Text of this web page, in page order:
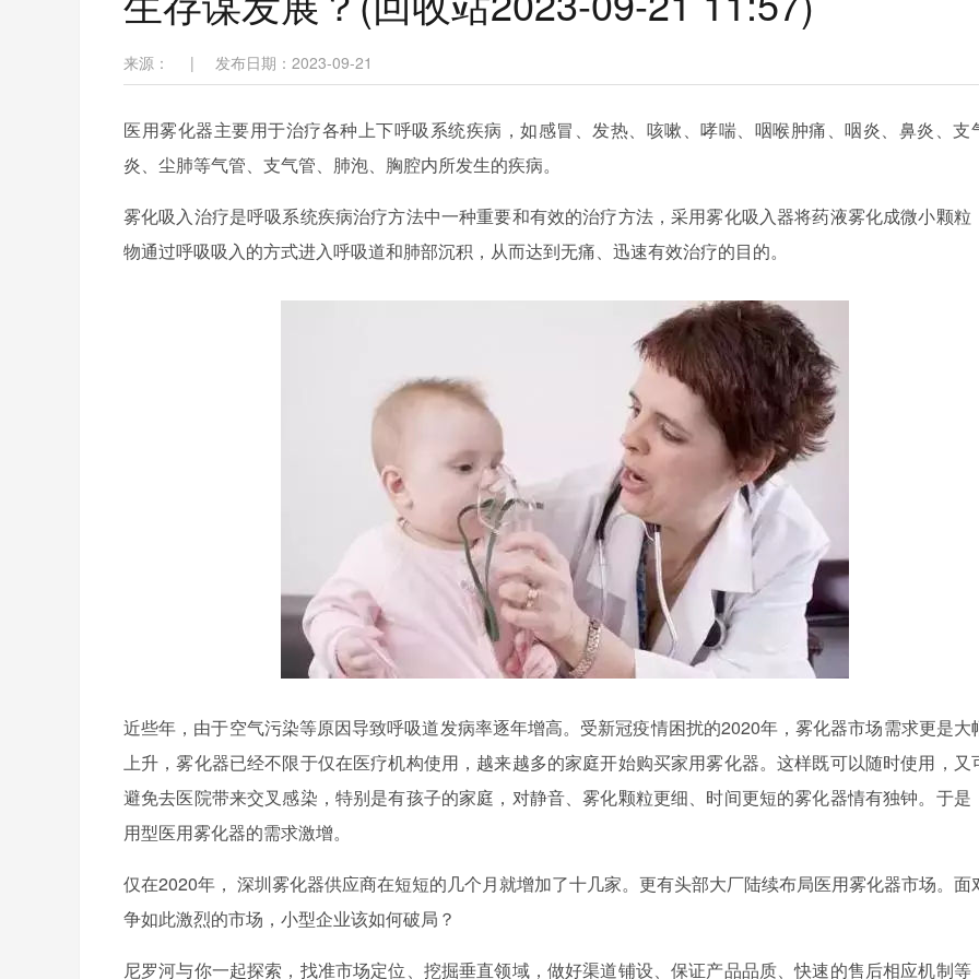
来源： | 发布日期：2023-09-21
医用雾化器主要用于治疗各种上下呼吸系统疾病，如感冒、发热、咳嗽、哮喘、咽喉肿痛、咽炎、鼻炎、支
炎、尘肺等气管、支气管、肺泡、胸腔内所发生的疾病。
雾化吸入治疗是呼吸系统疾病治疗方法中一种重要和有效的治疗方法，采用雾化吸入器将药液雾化成微小颗粒
物通过呼吸吸入的方式进入呼吸道和肺部沉积，从而达到无痛、迅速有效治疗的目的。
近些年，由于空气污染等原因导致呼吸道发病率逐年增高。受新冠疫情困扰的2020年，雾化器市场需求更是大
上升，雾化器已经不限于仅在医疗机构使用，越来越多的家庭开始购买家用雾化器。这样既可以随时使用，又
避免去医院带来交叉感染，特别是有孩子的家庭， 对静音、雾化颗粒更细、时间更短的雾化器情有独钟。于是
用型医用雾化器的需求激增。
仅在2020年， 深圳雾化器供应商在短短的几个月就增加了十几家。更有头部大厂陆续布局医用雾化器市场。面
争如此激烈的市场，小型企业该如何破局？
尼罗河与你一起探索，找准市场定位、挖掘垂直领域，做好渠道铺设、保证产品品质、快速的售后相应机制等